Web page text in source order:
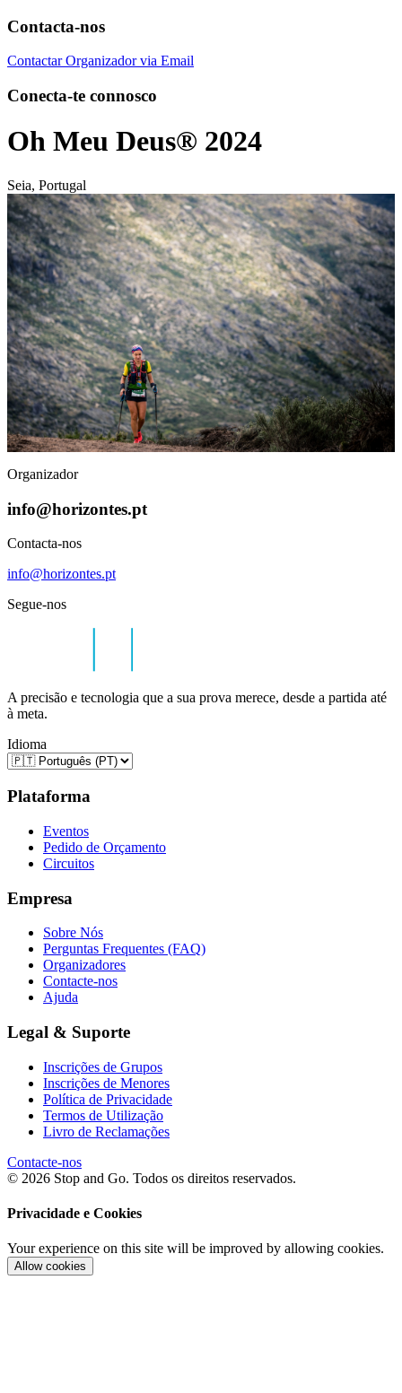
Contacta-nos
Contactar Organizador via Email
Conecta-te connosco
Oh Meu Deus® 2024
Seia, Portugal
Organizador
info@horizontes.pt
Contacta-nos
info@horizontes.pt
Segue-nos
A precisão e tecnologia que a sua prova merece, desde a partida até
à meta.
Idioma
Plataforma
Eventos
Pedido de Orçamento
Circuitos
Empresa
Sobre Nós
Perguntas Frequentes (FAQ)
Organizadores
Contacte-nos
Ajuda
Legal & Suporte
Inscrições de Grupos
Inscrições de Menores
Política de Privacidade
Termos de Utilização
Livro de Reclamações
Contacte-nos
© 2026 Stop and Go. Todos os direitos reservados.
Privacidade e Cookies
Your experience on this site will be improved by allowing cookies.
Allow cookies